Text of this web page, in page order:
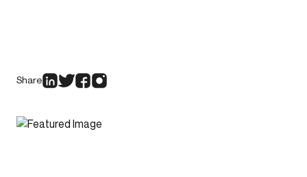
Share